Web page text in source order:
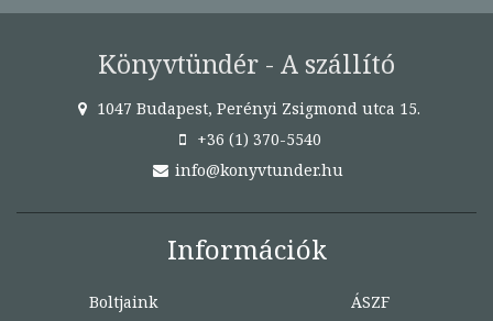
Könyvtündér - A szállító
1047 Budapest, Perényi Zsigmond utca 15.
+36 (1) 370-5540
info@konyvtunder.hu
Információk
Boltjaink
ÁSZF